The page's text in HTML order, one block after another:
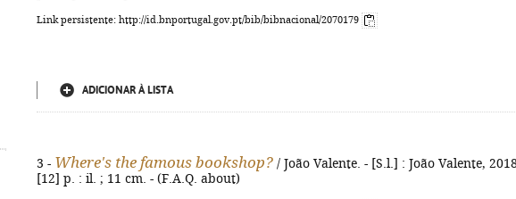
Link persistente: http://id.bnportugal.gov.pt/bib/bibnacional/2070179
ADICIONAR À LISTA
3 - Where's the famous bookshop? / João Valente. - [S.l.] : João Valente,
[12] p. : il. ; 11 cm. - (F.A.Q. about)